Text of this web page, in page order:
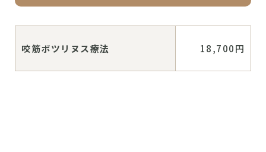
咬筋ボツリヌス療法 18,700円